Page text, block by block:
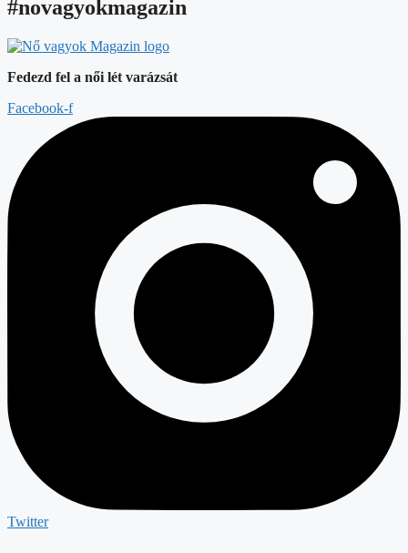
#novagyokmagazin
Fedezd fel a női lét varázsát
Facebook-f
Twitter